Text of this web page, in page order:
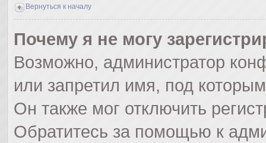
Вернуться к началу
Почему я не могу
Возможно, администратор
или запретил имя, под
Он также мог отключить
Обратитесь за помощью к